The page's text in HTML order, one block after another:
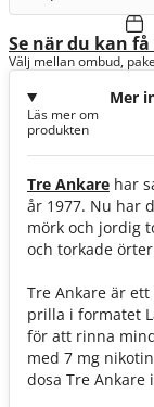
Se när du kan
Välj mellan ombud,
Mer
Läs mer om
produkten
Tre Ankare har
år 1977. Nu har
mörk och jordig
och torkade
Tre Ankare är
prilla i formatet
för att rinna
med 7 mg
dosa Tre